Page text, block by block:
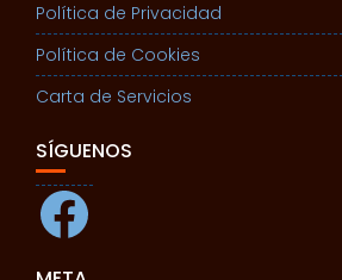
Política de Privacidad
Política de Cookies
Carta de Servicios
SÍGUENOS
Facebook